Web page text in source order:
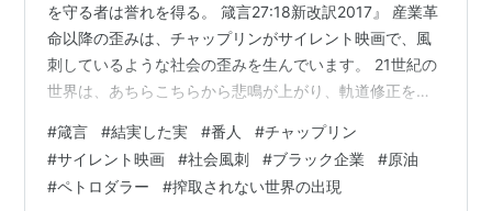
を守る者は誉れを得る。 箴言27:18新改訳2017』 産業革
命以降の歪みは、チャップリンがサイレント映画で、風
刺しているような社会の歪みを生んでいます。 21世紀の
世界は、あちらこちらから悲鳴が上がり、軌道修正をす
うな環境下でも、生き延びていかなくてはなりません。
体力、気力、精神力を振り絞って、がんばって、踏んば
っている方々のおかげで、社会が回っているのだと感じ
#箴言 #結実した実 #番人 #チャップリン
#サイレント映画 #社会風刺 #ブラック企業 #原油
#ペトロダラー #搾取されない世界の出現